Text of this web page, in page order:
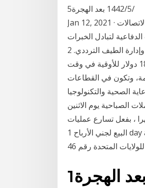
5‏‏/5‏‏/1442 بعد الهجرة
Jan 12, 2021 · الرياض 28 جمادى الأولى1442 هـ الموافق 12 يناير 2021 م واس وقّعت هيئة الاتصالات
لتبادل الخبرات
في مجال استخدام وإدارة الطيف الترددي. 2 days ago · وقد صعد الذهب في المعاملات الفورية 0.1% إلى
1873.36 دولار للأوقية بعدما سجل أعلى مستوياته منذ الثامن من يناير عند 1874.50 دولار للأوقية في وقت
وتكون في القطاعات
الصحية والتكنولوجيا
الصباحية يوم الاثنين
للجلسة الثانية على التوالي ، لتبتعد عن أعلى مستوى فى 11 شهرا ، بفعل تسارع عمليات
البيع لجني الأرباح 1 day ago · انخفضت أسعار العقود الآجلة للذهب بتداولات يوم الجمعة، بعدما تراجعت
المتحدة رقم 46